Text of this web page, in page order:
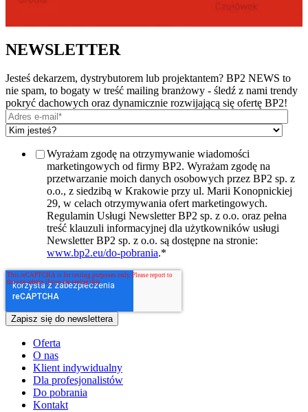
NEWSLETTER
Jesteś dekarzem, dystrybutorem lub projektantem? BP2 NEWS to
nie spam, to bogaty w treść mailing branżowy - śledź z nami trendy
pokryć dachowych oraz dynamicznie rozwijającą się ofertę BP2!
Wyrażam zgodę na otrzymywanie wiadomości
marketingowych od firmy BP2. Wyrażam zgodę na
przetwarzanie moich danych osobowych przez BP2 sp. z
o.o., z siedzibą w Krakowie przy ul. Marii Konopnickiej
29, w celach otrzymywania ofert marketingowych.
Regulamin Usługi Newsletter BP2 sp. z o.o. oraz pełna
treść klauzuli informacyjnej dla użytkowników usługi
Newsletter BP2 sp. z o.o. są dostępne na stronie:
www.bp2.eu/do-pobrania.*
Oferta
O nas
Klient indywidualny
Dla profesjonalistów
Do pobrania
Kontakt